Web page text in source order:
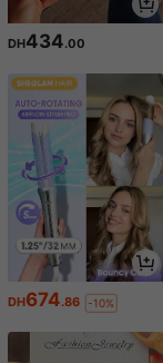
DH434.00
DH674.86 -10%